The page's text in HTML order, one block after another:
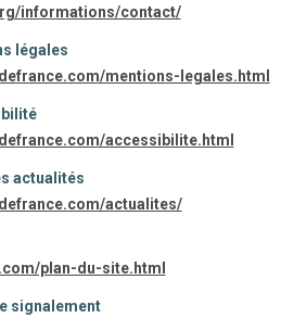
informations/contact/
légales
mentions-legales.html
accessibilite.html
actualités
actualites/
plan-du-site.html
signalement